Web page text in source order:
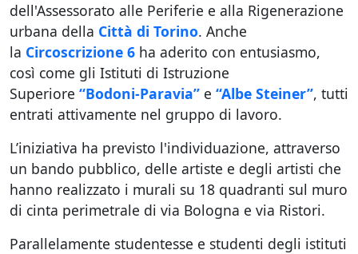
dell'Assessorato alle Periferie e alla Rigenerazione
urbana della Città di Torino. Anche
la Circoscrizione 6 ha aderito con entusiasmo,
così come gli Istituti di Istruzione
Superiore “Bodoni-Paravia” e “Albe Steiner”, tutti
entrati attivamente nel gruppo di lavoro.
L’iniziativa ha previsto l'individuazione, attraverso
un bando pubblico, delle artiste e degli artisti che
hanno realizzato i murali su 18 quadranti sul muro
di cinta perimetrale di via Bologna e via Ristori.
Parallelamente studentesse e studenti degli istituti